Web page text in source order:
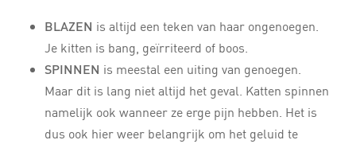
BLAZEN is altijd een teken van haar ongenoegen.
Je kitten is bang, geïrriteerd of boos.
SPINNEN is meestal een uiting van genoegen.
Maar dit is lang niet altijd het geval. Katten spinnen
namelijk ook wanneer ze erge pijn hebben. Het is
dus ook hier weer belangrijk om het geluid te